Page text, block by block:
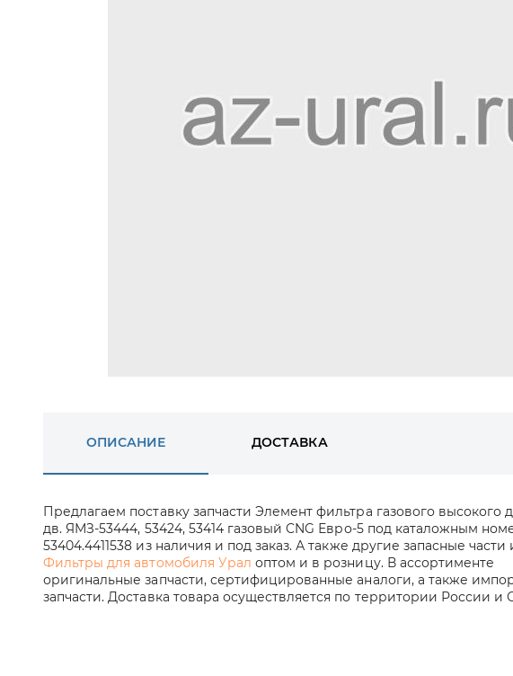
ОПИСАНИЕ ДОСТАВКА
Предлагаем поставку запчасти Элемент фильтра газового высокого
дв. ЯМЗ-53444, 53424, 53414 газовый CNG Евро-5 под каталожным
53404.4411538 из наличия и под заказ. А также другие запасные части
Фильтры для автомобиля Урал оптом и в розницу. В ассортименте
оригинальные запчасти, сертифицированные аналоги, а также
запчасти. Доставка товара осуществляется по территории России и